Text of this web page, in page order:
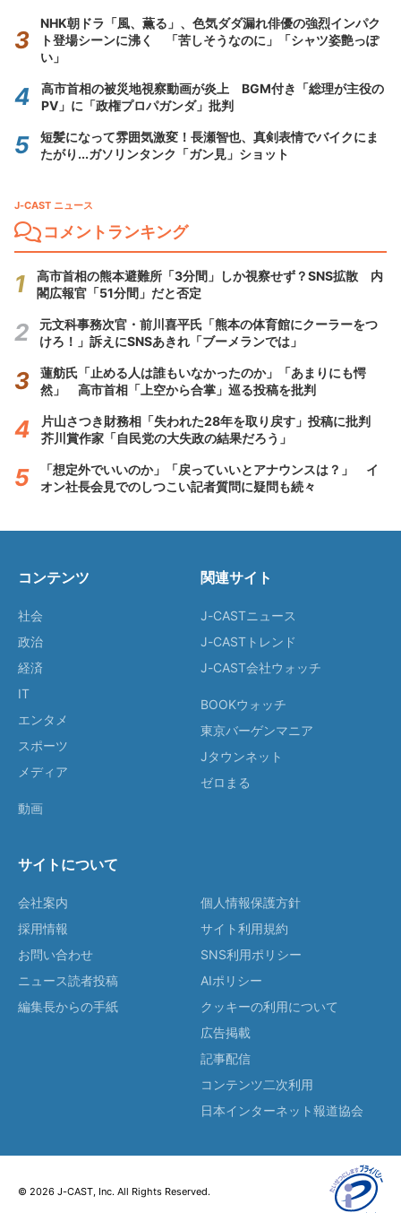
NHK朝ドラ「風、薫る」、色気ダダ漏れ俳優の強烈インパク
ト登場シーンに沸く 「苦しそうなのに」「シャツ姿艶っぽ
い」
高市首相の被災地視察動画が炎上 BGM付き「総理が主役の
PV」に「政権プロパガンダ」批判
短髪になって雰囲気激変！長瀬智也、真剣表情でバイクにま
たがり...ガソリンタンク「ガン見」ショット
J-CAST ニュース
コメントランキング
高市首相の熊本避難所「3分間」しか視察せず？SNS拡散 内
閣広報官「51分間」だと否定
元文科事務次官・前川喜平氏「熊本の体育館にクーラーをつ
けろ！」訴えにSNSあきれ「ブーメランでは」
蓮舫氏「止める人は誰もいなかったのか」「あまりにも愕
然」 高市首相「上空から合掌」巡る投稿を批判
片山さつき財務相「失われた28年を取り戻す」投稿に批判
芥川賞作家「自民党の大失政の結果だろう」
「想定外でいいのか」「戻っていいとアナウンスは？」 イ
オン社長会見でのしつこい記者質問に疑問も続々
コンテンツ
社会
政治
経済
IT
エンタメ
スポーツ
メディア
動画
関連サイト
J-CASTニュース
J-CASTトレンド
J-CAST会社ウォッチ
BOOKウォッチ
東京バーゲンマニア
Jタウンネット
ゼロまる
サイトについて
会社案内
採用情報
お問い合わせ
ニュース読者投稿
編集長からの手紙
個人情報保護方針
サイト利用規約
SNS利用ポリシー
AIポリシー
クッキーの利用について
広告掲載
記事配信
コンテンツ二次利用
日本インターネット報道協会
© 2026 J-CAST, Inc. All Rights Reserved.